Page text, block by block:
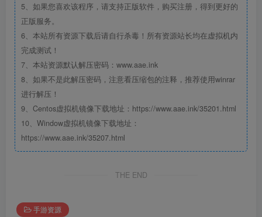
5、如果您喜欢该程序，请支持正版软件，购买注册，得到更好的
正版服务。
6、本站所有资源下载后请自行杀毒！所有资源站长均在虚拟机内
完成测试！
7、本站资源默认解压密码：www.aae.ink
8、如果不是此解压密码，注意看压缩包的注释，推荐使用winrar
进行解压！
9、Centos虚拟机镜像下载地址：https://www.aae.ink/35201.html
10、Window虚拟机镜像下载地址：
https://www.aae.ink/35207.html
THE END
手游资源